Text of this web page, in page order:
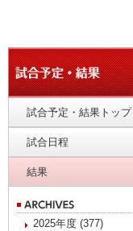
試合予定・結果トップ
試合日程
結果
2025年度 (377)